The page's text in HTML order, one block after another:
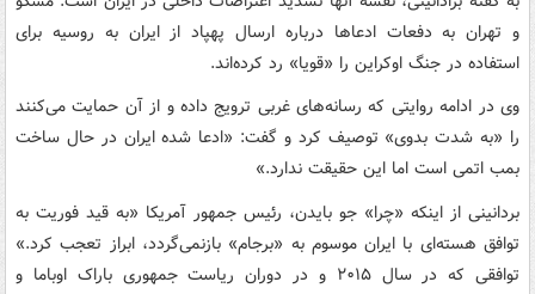
و تهران به دفعات ادعاها درباره ارسال پهپاد از ایران به روسیه برای
استفاده در جنگ اوکراین را «قویا» رد کرده‌اند.
وی در ادامه روایتی که رسانه‌های غربی ترویج داده و از آن حمایت می‌کنند
را «به شدت بدوی» توصیف کرد و گفت: «ادعا شده ایران در حال ساخت
بمب اتمی است اما این حقیقت ندارد.»
بردانینی از اینکه «چرا» جو بایدن، رئیس جمهور آمریکا «به قید فوریت به
توافق هسته‌ای با ایران موسوم به «برجام» بازنمی‌گردد، ابراز تعجب کرد.»
توافقی که در سال ۲۰۱۵ و در دوران ریاست جمهوری باراک اوباما و